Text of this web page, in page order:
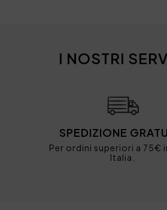
I NOSTRI
SPEDIZIONE
Per ordini superiori a 75€
Italia.